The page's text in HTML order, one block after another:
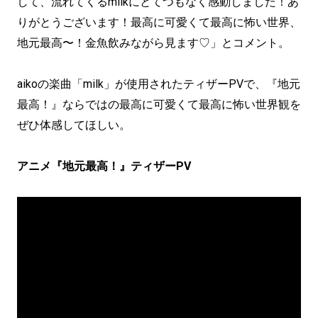
りがとうございます！最高に可愛くて最高に怖い世界、
地元最高〜！金魚飲みながら見ます♡」とコメント。
aikoの楽曲「milk」が使用されたティザーPVで、『地元
最高！』ならではの最高に可愛くて最高に怖い世界観を
ぜひ体感してほしい。
アニメ『地元最高！』ティザーPV